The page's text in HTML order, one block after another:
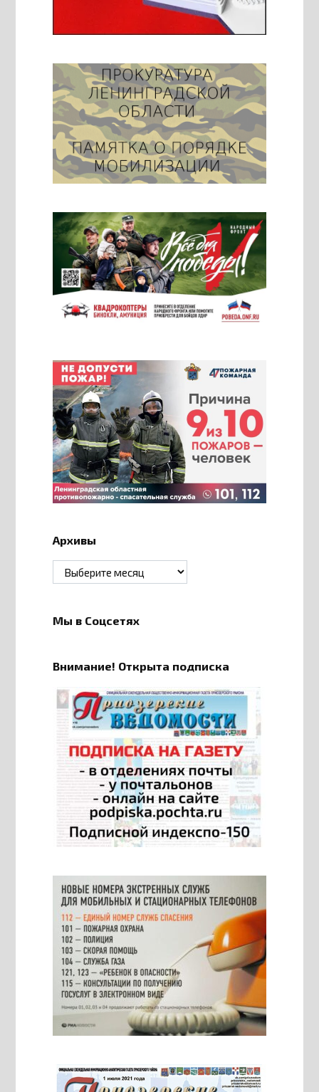
Архивы
Архивы
Мы в Соцсетях
Внимание! Открыта подписка